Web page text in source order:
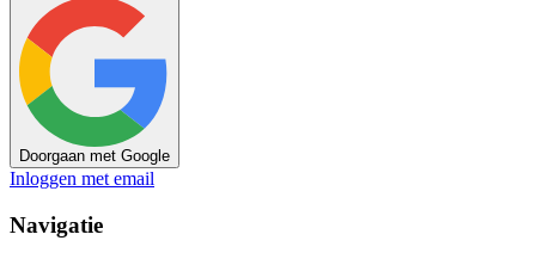
Doorgaan met Google
Inloggen met email
Navigatie